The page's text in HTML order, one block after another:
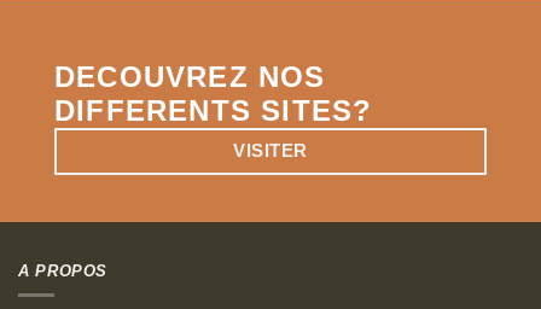
DECOUVREZ NOS
DIFFERENTS SITES?
VISITER
A PROPOS